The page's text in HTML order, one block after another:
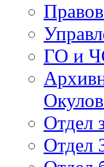
ГО и
Отдел
Отдел